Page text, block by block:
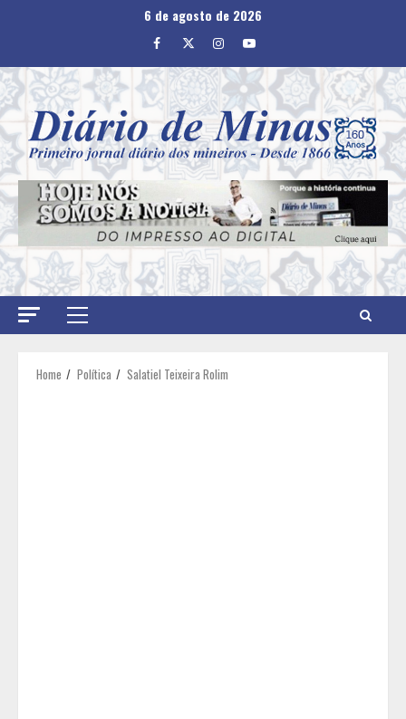
6 de agosto de 2026
Facebook
TwitterInstagram
Youtube
Primary
Home Política Salatiel Teixeira Rolim